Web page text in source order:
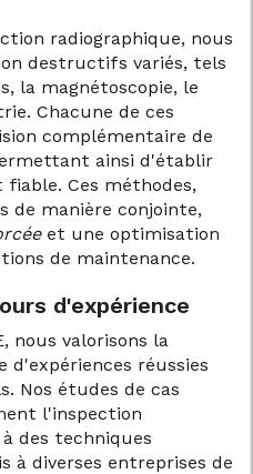
radiographique, nous
destructifs variés, tels
la magnétoscopie, le
Chacune de ces
complémentaire de
ainsi d'établir
Ces méthodes,
de manière conjointe,
et une optimisation
de maintenance.
d'expérience
nous valorisons la
d'expériences réussies
Nos études de cas
l'inspection
des techniques
à diverses entreprises de